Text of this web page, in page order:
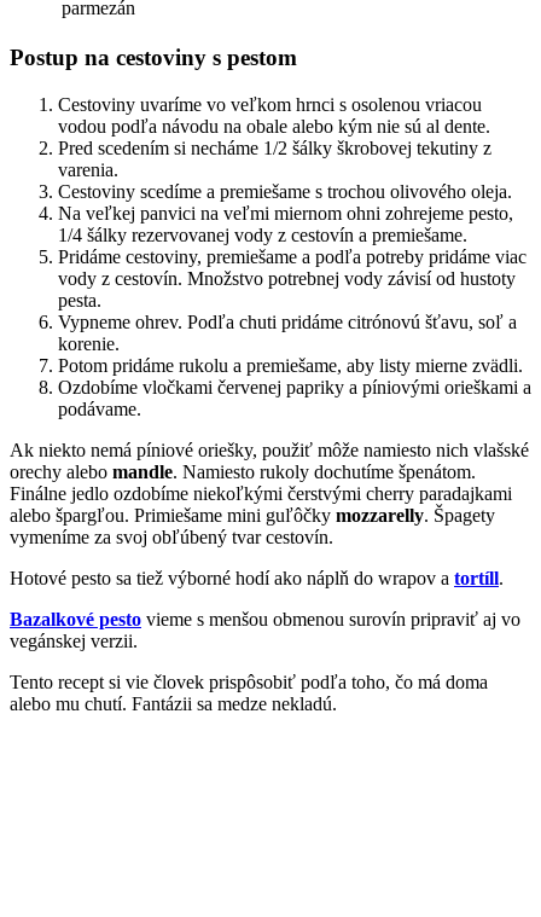
parmezán
Postup na cestoviny s pestom
Cestoviny uvaríme vo veľkom hrnci s osolenou vriacou
vodou podľa návodu na obale alebo kým nie sú al dente.
Pred scedením si necháme 1/2 šálky škrobovej tekutiny z
varenia.
Cestoviny scedíme a premiešame s trochou olivového oleja.
Na veľkej panvici na veľmi miernom ohni zohrejeme pesto,
1/4 šálky rezervovanej vody z cestovín a premiešame.
Pridáme cestoviny, premiešame a podľa potreby pridáme viac
vody z cestovín. Množstvo potrebnej vody závisí od hustoty
pesta.
Vypneme ohrev. Podľa chuti pridáme citrónovú šťavu, soľ a
korenie.
Potom pridáme rukolu a premiešame, aby listy mierne zvädli.
Ozdobíme vločkami červenej papriky a píniovými orieškami a
podávame.
Ak niekto nemá píniové oriešky, použiť môže namiesto nich vlašské
orechy alebo mandle. Namiesto rukoly dochutíme špenátom.
Finálne jedlo ozdobíme niekoľkými čerstvými cherry paradajkami
alebo špargľou. Primiešame mini guľôčky mozzarelly. Špagety
vymeníme za svoj obľúbený tvar cestovín.
Hotové pesto sa tiež výborné hodí ako náplň do wrapov a tortíll.
Bazalkové pesto vieme s menšou obmenou surovín pripraviť aj vo
vegánskej verzii.
Tento recept si vie človek prispôsobiť podľa toho, čo má doma
alebo mu chutí. Fantázii sa medze nekladú.